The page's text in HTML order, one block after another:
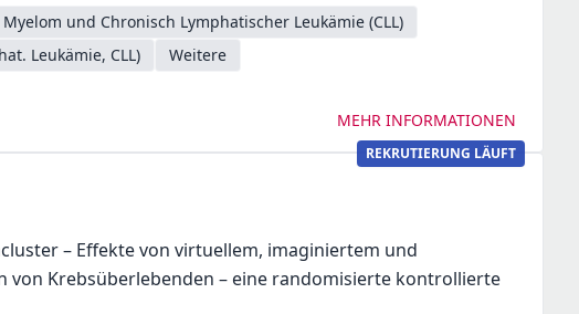
und Chronisch Lymphatischer Leukämie (CLL)
Leukämie, CLL)
Weitere
MEHR INFORMATIONEN
REKRUTIERUNG LÄUFT
– Effekte von virtuellem, imaginiertem und
von Krebsüberlebenden – eine randomisierte kontrollierte